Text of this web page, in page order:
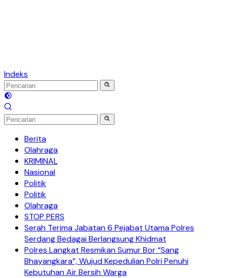
Indeks
Berita
Olahraga
KRIMINAL
Nasional
Politik
Politik
Olahraga
STOP PERS
Serah Terima Jabatan 6 Pejabat Utama Polres
Serdang Bedagai Berlangsung Khidmat
Polres Langkat Resmikan Sumur Bor “Sang
Bhayangkara”, Wujud Kepedulian Polri Penuhi
Kebutuhan Air Bersih Warga